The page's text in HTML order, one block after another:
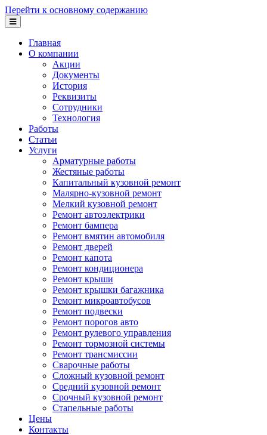
Перейти к основному содержанию
Главная
О компании
Акции
Документы
История
Реквизиты
Сотрудники
Технология
Работы
Статьи
Услуги
Арматурные работы
Жестяные работы
Капитальный кузовной ремонт
Малярно-кузовной ремонт
Мелкий кузовной ремонт
Ремонт автоэлектрики
Ремонт бампера
Ремонт вмятин автомобиля
Ремонт дверей
Ремонт капота
Ремонт кондиционера
Ремонт крыши
Ремонт крышки багажника
Ремонт микроавтобусов
Ремонт подвески
Ремонт порогов авто
Ремонт рулевого управления
Ремонт тормозной системы
Ремонт трансмиссии
Сварочные работы
Сложный кузовной ремонт
Средний кузовной ремонт
Срочный кузовной ремонт
Стапельные работы
Цены
Контакты